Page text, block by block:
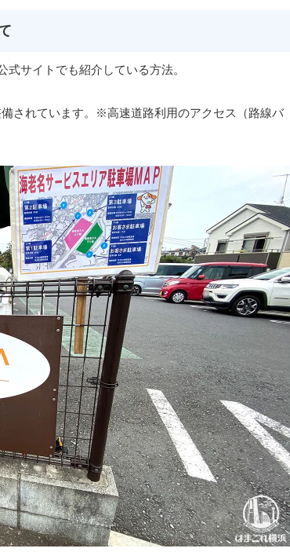
式サイトでも紹介している方法。
されています。※高速道路利用のアクセス（路線バ